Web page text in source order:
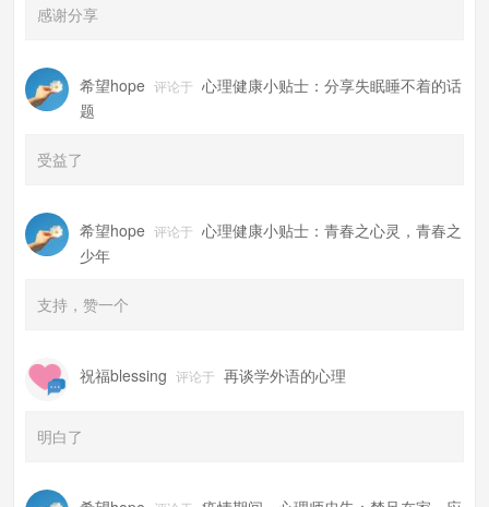
感谢分享
希望hope 评论于 心理健康小贴士：分享失眠睡不着的话
题
受益了
希望hope 评论于 心理健康小贴士：青春之心灵，青春之
少年
支持，赞一个
祝福blessing 评论于 再谈学外语的心理
明白了